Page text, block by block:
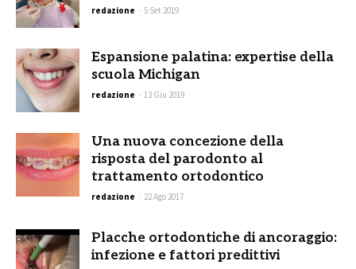
redazione - 5 Set 2019
Espansione palatina: expertise della
scuola Michigan
redazione - 13 Giu 2019
Una nuova concezione della
risposta del parodonto al
trattamento ortodontico
redazione - 22 Ago 2017
Placche ortodontiche di ancoraggio:
infezione e fattori predittivi